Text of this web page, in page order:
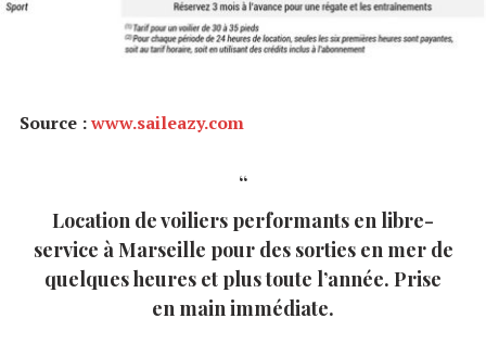
Source :www.saileazy.com
Location de voiliers performants en libre-
service à Marseille pour des sorties en mer de
quelques heures et plus toute l’année. Prise
en main immédiate.